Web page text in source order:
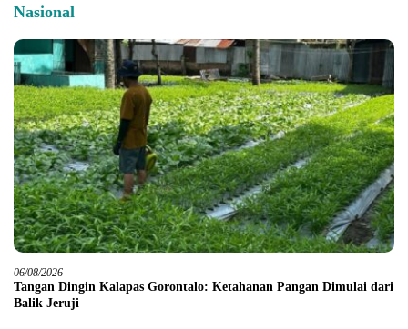
Nasional
06/08/2026
Tangan Dingin Kalapas Gorontalo: Ketahanan Pangan Dimulai dari
Balik Jeruji